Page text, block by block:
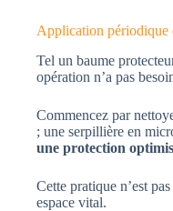
Application périodique
Tel un baume
opération n’a pas
Commencez par
; une serpillière en
une protection
Cette pratique n’est
espace vital.